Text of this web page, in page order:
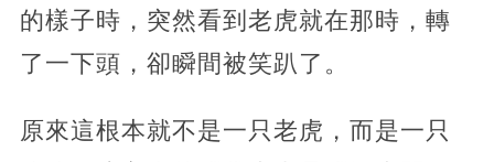
的樣子時，突然看到老虎就在那時，轉
了一下頭，卻瞬間被笑趴了。
原來這根本就不是一只老虎，而是一只